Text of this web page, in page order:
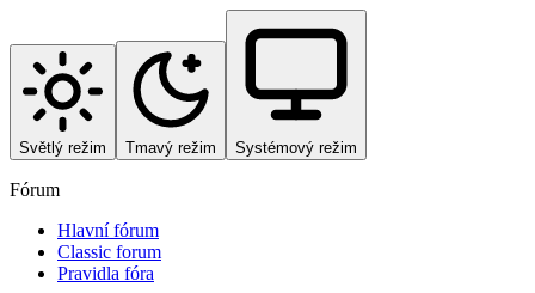
Světlý režim Tmavý režim Systémový režim
Fórum
Hlavní fórum
Classic forum
Pravidla fóra